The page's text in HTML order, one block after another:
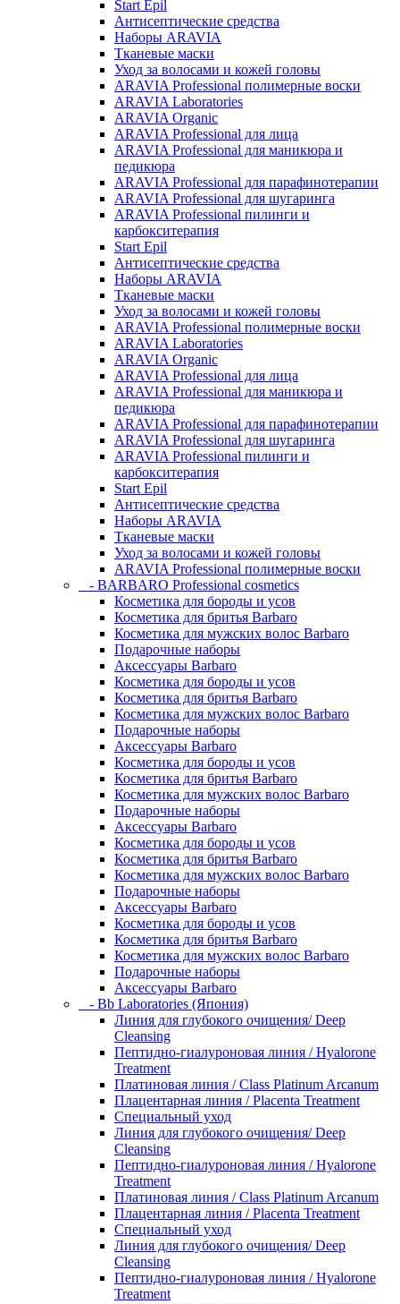
Start Epil
Антисептические средства
Наборы ARAVIA
Тканевые маски
Уход за волосами и кожей головы
ARAVIA Professional полимерные воски
ARAVIA Laboratories
ARAVIA Organic
ARAVIA Professional для лица
ARAVIA Professional для маникюра и
педикюра
ARAVIA Professional для парафинотерапии
ARAVIA Professional для шугаринга
ARAVIA Professional пилинги и
карбокситерапия
Start Epil
Антисептические средства
Наборы ARAVIA
Тканевые маски
Уход за волосами и кожей головы
ARAVIA Professional полимерные воски
ARAVIA Laboratories
ARAVIA Organic
ARAVIA Professional для лица
ARAVIA Professional для маникюра и
педикюра
ARAVIA Professional для парафинотерапии
ARAVIA Professional для шугаринга
ARAVIA Professional пилинги и
карбокситерапия
Start Epil
Антисептические средства
Наборы ARAVIA
Тканевые маски
Уход за волосами и кожей головы
ARAVIA Professional полимерные воски
- BARBARO Professional cosmetics
Косметика для бороды и усов
Косметика для бритья Barbaro
Косметика для мужских волос Barbaro
Подарочные наборы
Аксессуары Barbaro
Косметика для бороды и усов
Косметика для бритья Barbaro
Косметика для мужских волос Barbaro
Подарочные наборы
Аксессуары Barbaro
Косметика для бороды и усов
Косметика для бритья Barbaro
Косметика для мужских волос Barbaro
Подарочные наборы
Аксессуары Barbaro
Косметика для бороды и усов
Косметика для бритья Barbaro
Косметика для мужских волос Barbaro
Подарочные наборы
Аксессуары Barbaro
Косметика для бороды и усов
Косметика для бритья Barbaro
Косметика для мужских волос Barbaro
Подарочные наборы
Аксессуары Barbaro
- Bb Laboratories (Япония)
Линия для глубокого очищения/ Deep
Cleansing
Пептидно-гиалуроновая линия / Hyalorone
Treatment
Платиновая линия / Class Platinum Arcanum
Плацентарная линия / Placenta Treatment
Специальный уход
Линия для глубокого очищения/ Deep
Cleansing
Пептидно-гиалуроновая линия / Hyalorone
Treatment
Платиновая линия / Class Platinum Arcanum
Плацентарная линия / Placenta Treatment
Специальный уход
Линия для глубокого очищения/ Deep
Cleansing
Пептидно-гиалуроновая линия / Hyalorone
Treatment